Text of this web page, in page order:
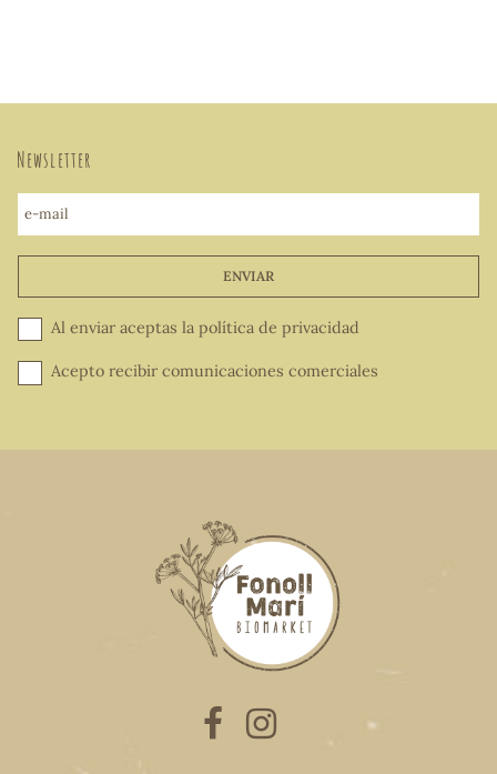
Newsletter
e-mail
ENVIAR
Al enviar aceptas la política de privacidad
Acepto recibir comunicaciones comerciales